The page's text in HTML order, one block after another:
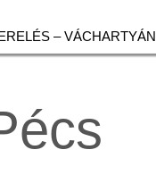
– VÁCHARTYÁN